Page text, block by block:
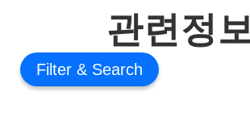
관련정
Filter